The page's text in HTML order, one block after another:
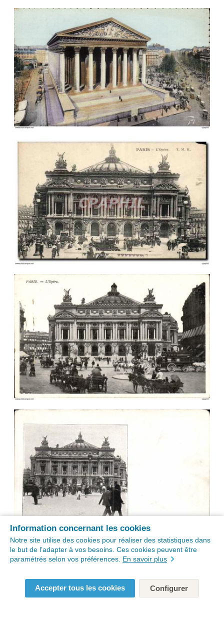
Information concernant les cookies
Notre site utilise des cookies pour réaliser des statistiques dans
le but de l’adapter à vos besoins. Ces cookies peuvent être
paramétrés selon vos préférences. En savoir plus
Accepter tous les cookies Configurer